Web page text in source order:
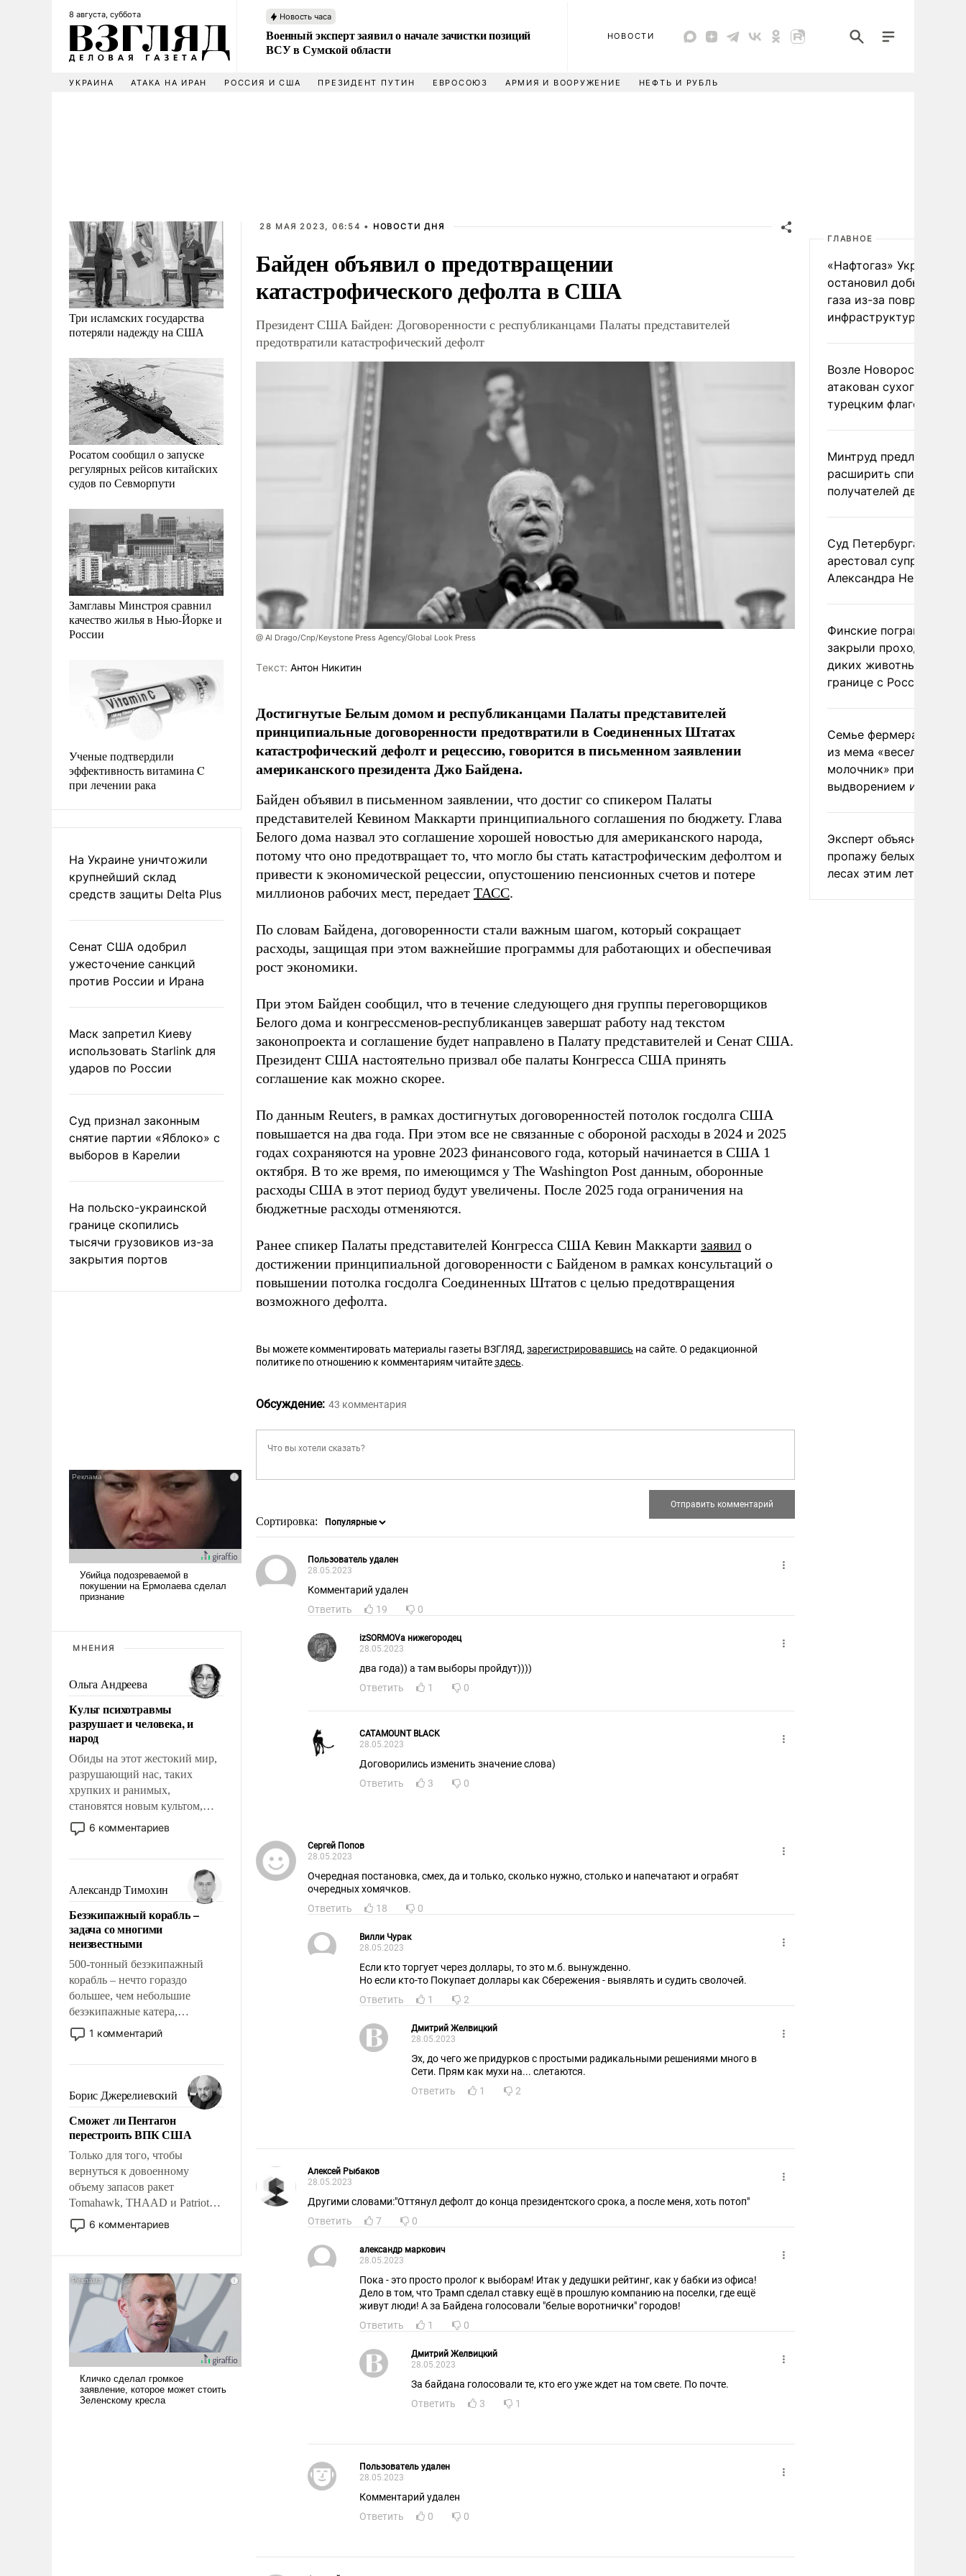
8 августа, суббота Новость часа
Военный эксперт заявил о начале зачистки позиций
ВСУ в Сумской области
НОВОСТИ
УКРАИНА АТАКА НА ИРАН РОССИЯ И США ПРЕЗИДЕНТ ПУТИН ЕВРОСОЮЗ АРМИЯ И ВООРУЖЕНИЕ НЕФТЬ И РУБЛЬ
Три исламских государства
потеряли надежду на США
Росатом сообщил о запуске
регулярных рейсов китайских
судов по Севморпути
Замглавы Минстроя сравнил
качество жилья в Нью-Йорке и
России
Ученые подтвердили
эффективность витамина C
при лечении рака
На Украине уничтожили
крупнейший склад
средств защиты Delta Plus
Сенат США одобрил
ужесточение санкций
против России и Ирана
Маск запретил Киеву
использовать Starlink для
ударов по России
Суд признал законным
снятие партии «Яблоко» с
выборов в Карелии
На польско-украинской
границе скопились
тысячи грузовиков из-за
закрытия портов
МНЕНИЯ
Ольга Андреева
Культ психотравмы
разрушает и человека, и
народ
Обиды на этот жестокий мир,
разрушающий нас, таких
хрупких и ранимых,
становятся новым культом,
постепенно вытесняя и
отменяя традиционное
мужественным и твердым под
ударами судьбы, брать на себя
ответственность, помогать
слабым, идти вперед и
адаптироваться.
6 комментариев
Александр Тимохин
Безэкипажный корабль –
задача со многими
неизвестными
500-тонный безэкипажный
корабль – нечто гораздо
большее, чем небольшие
безэкипажные катера,
применение которых уже
стало обыденностью. Задача по
сложна и амбициозна. Однако
и ее реализация радикально
поднимет наши боевые
возможности.
1 комментарий
Борис Джерелиевский
Сможет ли Пентагон
перестроить ВПК США
Только для того, чтобы
вернуться к довоенному
объему запасов ракет
Tomahawk, THAAD и Patriot
США потребуется более трех
лет. Даже небольшая война с
Сложившаяся ситуация
означает многолетний период
уязвимости США, например,
перед Китаем.
6 комментариев
28 МАЯ 2023, 06:54 • НОВОСТИ ДНЯ
Байден объявил о предотвращении
катастрофического дефолта в США
Президент США Байден: Договоренности с республиканцами Палаты представителей
предотвратили катастрофический дефолт
@ Al Drago/Cnp/Keystone Press Agency/Global Look Press
Tекст: Антон Никитин
Достигнутые Белым домом и республиканцами Палаты представителей
принципиальные договоренности предотвратили в Соединенных Штатах
катастрофический дефолт и рецессию, говорится в письменном заявлении
американского президента Джо Байдена.
Байден объявил в письменном заявлении, что достиг со спикером Палаты
представителей Кевином Маккарти принципиального соглашения по бюджету. Глава
Белого дома назвал это соглашение хорошей новостью для американского народа,
потому что оно предотвращает то, что могло бы стать катастрофическим дефолтом и
привести к экономической рецессии, опустошению пенсионных счетов и потере
миллионов рабочих мест, передает ТАСС.
По словам Байдена, договоренности стали важным шагом, который сокращает
расходы, защищая при этом важнейшие программы для работающих и обеспечивая
рост экономики.
При этом Байден сообщил, что в течение следующего дня группы переговорщиков
Белого дома и конгрессменов-республиканцев завершат работу над текстом
законопроекта и соглашение будет направлено в Палату представителей и Сенат США.
Президент США настоятельно призвал обе палаты Конгресса США принять
соглашение как можно скорее.
По данным Reuters, в рамках достигнутых договоренностей потолок госдолга США
повышается на два года. При этом все не связанные с обороной расходы в 2024 и 2025
годах сохраняются на уровне 2023 финансового года, который начинается в США 1
октября. В то же время, по имеющимся у The Washington Post данным, оборонные
расходы США в этот период будут увеличены. После 2025 года ограничения на
бюджетные расходы отменяются.
Ранее спикер Палаты представителей Конгресса США Кевин Маккарти заявил о
достижении принципиальной договоренности с Байденом в рамках консультаций о
повышении потолка госдолга Соединенных Штатов с целью предотвращения
возможного дефолта.
Вы можете комментировать материалы газеты ВЗГЛЯД,зарегистрировавшись на сайте. О редакционной
политике по отношению к комментариям читайтездесь.
Обсуждение: 43 комментария
Сортировка:
Пользователь удален
28.05.2023
Комментарий удален
Ответить
19 0
izSORMOVa нижегородец
28.05.2023
два года)) а там выборы пройдут))))
Ответить
1 0
CATAMOUNT BLACK
28.05.2023
Договорились изменить значение слова)
Ответить
3 0
Сергей Попов
28.05.2023
Очередная постановка, смех, да и только, сколько нужно, столько и напечатают и ограбят
очередных хомячков.
Ответить
18 0
Вилли Чурак
28.05.2023
Если кто торгует через доллары, то это м.б. вынужденно.
Но если кто-то Покупает доллары как Сбережения - выявлять и судить сволочей.
Ответить
1 2
Дмитрий Желвицкий
28.05.2023
Эх, до чего же пpидурков с простыми радикальными решениями много в
Сети. Прям как мухи на... слетаются.
Ответить
1 2
Алексей Рыбаков
28.05.2023
Другими словами:"Оттянул дефолт до конца президентского срока, а после меня, хоть потоп"
Ответить
7 0
александр маркович
28.05.2023
Пока - это просто пролог к выборам! Итак у дедушки рейтинг, как у бабки из офиса!
Дело в том, что Трамп сделал ставку ещё в прошлую компанию на поселки, где ещё
живут люди! А за Байдена голосовали "белые воротнички" городов!
Ответить
1 0
Дмитрий Желвицкий
28.05.2023
За байдана голосовали те, кто его уже ждет на том свете. По почте.
Ответить
3 1
Пользователь удален
28.05.2023
Комментарий удален
Ответить
0 0
ГЛАВНОЕ
«Нафтогаз» Украины
остановил добычу
газа из-за повреждения
инфраструктуры
Возле Новороссийска
атакован сухогруз под
турецким флагом
Минтруд предложил
расширить список
получателей двух
Суд Петербурга заочно
арестовал супругу
Александра Невзорова
Финские пограничники
закрыли проходы для
диких животных на
границе с Россией
Семье фермера
из мема «веселый
молочник» пригрозили
выдворением из
Эксперт объяснил
пропажу белых грибов
лесах этим летом